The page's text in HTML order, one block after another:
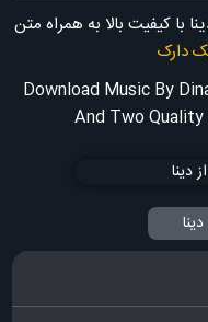
کیفیت بالا به همراه متن
دارک
Download Music By
And Two